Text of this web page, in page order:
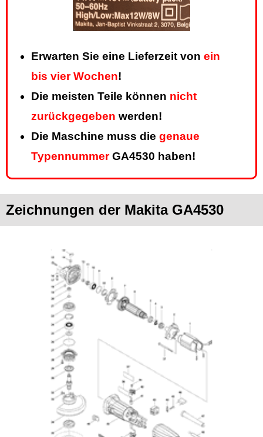
Erwarten Sie eine Lieferzeit von ein
bis vier Wochen!
Die meisten Teile können nicht
zurückgegeben werden!
Die Maschine muss die genaue
TypennummerGA4530 haben!
Zeichnungen der Makita GA4530